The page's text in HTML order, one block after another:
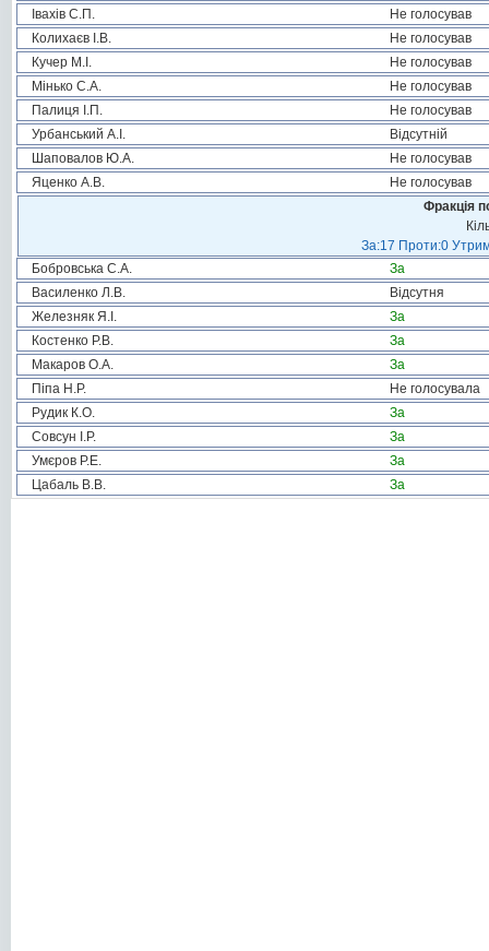
Івахів С.П.
Не голосував
Колихаєв І.В.
Не голосував
Кучер М.І.
Не голосував
Мінько С.А.
Не голосував
Палиця І.П.
Не голосував
Урбанський А.І.
Відсутній
Шаповалов Ю.А.
Не голосував
Яценко А.В.
Не голосував
Фракція
За:17 Проти:0
Бобровська С.А.
За
Василенко Л.В.
Відсутня
Железняк Я.І.
За
Костенко Р.В.
За
Макаров О.А.
За
Піпа Н.Р.
Не голосувала
Рудик К.О.
За
Совсун І.Р.
За
Умєров Р.Е.
За
Цабаль В.В.
За